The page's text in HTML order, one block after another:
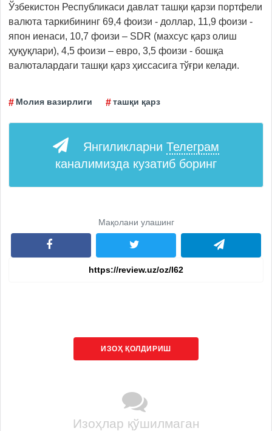
Ўзбекистон Республикаси давлат ташқи қарзи портфели
валюта таркибининг 69,4 фоизи - доллар, 11,9 фоизи -
япон иенаси, 10,7 фоизи – SDR (махсус қарз олиш
ҳуқуқлари), 4,5 фоизи – евро, 3,5 фоизи - бошқа
валюталардаги ташқи қарз ҳиссасига тўғри келади.
Молия вазирлиги ташқи қарз
Янгиликларни Телеграм
каналимизда кузатиб боринг
Мақолани улашинг
ИЗОҲ ҚОЛДИРИШ
Изоҳлар қўшилмаган